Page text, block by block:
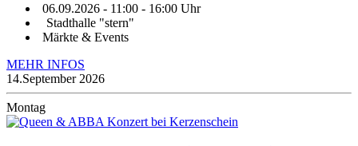
06.09.2026 - 11:00 - 16:00 Uhr
Stadthalle "stern"
Märkte & Events
MEHR INFOS
14.September 2026
Montag